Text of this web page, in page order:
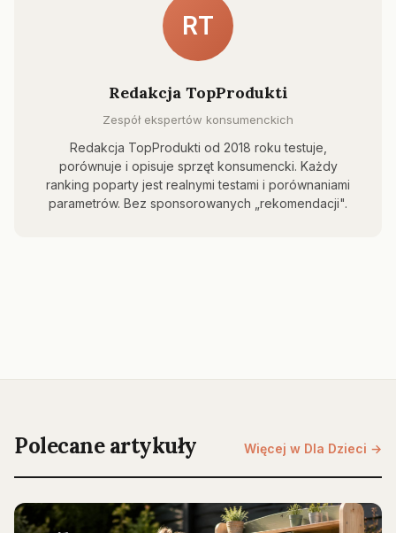
RT
Redakcja TopProdukti
Zespół ekspertów konsumenckich
Redakcja TopProdukti od 2018 roku testuje,
porównuje i opisuje sprzęt konsumencki. Każdy
ranking poparty jest realnymi testami i porównaniami
parametrów. Bez sponsorowanych „rekomendacji".
Polecane artykuły Więcej w Dla Dzieci →